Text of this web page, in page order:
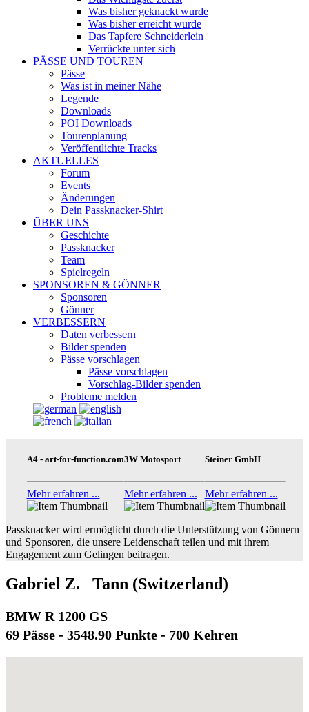
Was bisher geknackt wurde
Was bisher erreicht wurde
Das Tapfere Schneiderlein
Verrückte unter sich
PÄSSE UND TOUREN
Pässe
Was ist in meiner Nähe
Legende
Downloads
POI Downloads
Tourenplanung
Veröffentlichte Tracks
AKTUELLES
Forum
Events
Änderungen
Dein Passknacker-Shirt
ÜBER UNS
Geschichte
Passknacker
Team
Spielregeln
SPONSOREN & GÖNNER
Sponsoren
Gönner
VERBESSERN
Daten verbessern
Bilder spenden
Pässe vorschlagen
Pässe vorschlagen
Vorschlag-Bilder spenden
Probleme melden
A4 - art-for-function.com
Mehr erfahren ...
3W Motosport
Mehr erfahren ...
Steiner GmbH
Mehr erfahren ...
Passknacker wird ermöglicht durch die Unterstützung von Gönnern
und Sponsoren, die unsere Leidenschaft teilen und mit ihrem
Engagement zum Gelingen beitragen.
Gabriel Z. Tann (Switzerland)
BMW R 1200 GS
69 Pässe - 3548.90 Punkte - 700 Kehren